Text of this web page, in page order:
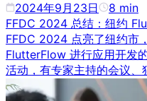
2024年9月23日 8 min
FFDC 2024 总结：纽约
FFDC 2024 点亮了纽约市
FlutterFlow 进行应用开发
活动，有专家主持的会议、